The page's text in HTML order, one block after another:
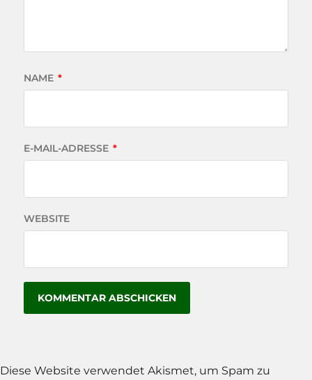
NAME *
E-MAIL-ADRESSE *
WEBSITE
Diese Website verwendet Akismet, um Spam zu